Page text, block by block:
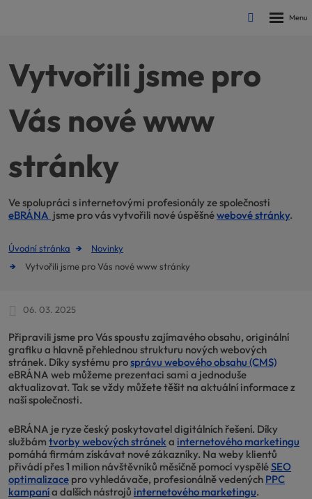
Vyhledávání
Vytvořili jsme pro
Vás nové www
stránky
Ve spolupráci s internetovými profesionály ze společnosti
eBRÁNA jsme pro vás vytvořili nové úspěšnéwebové stránky.
Úvodní stránka
Novinky
Vytvořili jsme pro Vás nové www stránky
06. 03. 2025
Připravili jsme pro Vás spoustu zajímavého obsahu, originální
grafiku a hlavně přehlednou strukturu nových webových
stránek. Díky systému prosprávu webového obsahu (CMS)
eBRÁNA web můžeme prezentaci sami a jednoduše
aktualizovat. Tak se vždy můžete těšit na aktuální informace z
naší společnosti.
eBRÁNA je ryze český poskytovatel digitálních řešení. Díky
službám tvorby webových stráneka internetového marketingu
pomáhá firmám získávat nové zákazníky. Na weby klientů
přivádí přes 1 milion návštěvníků měsíčně pomocí vyspěléSEO
optimalizace pro vyhledávače, profesionálně vedených PPC
kampanía dalších nástrojů internetového marketingu.